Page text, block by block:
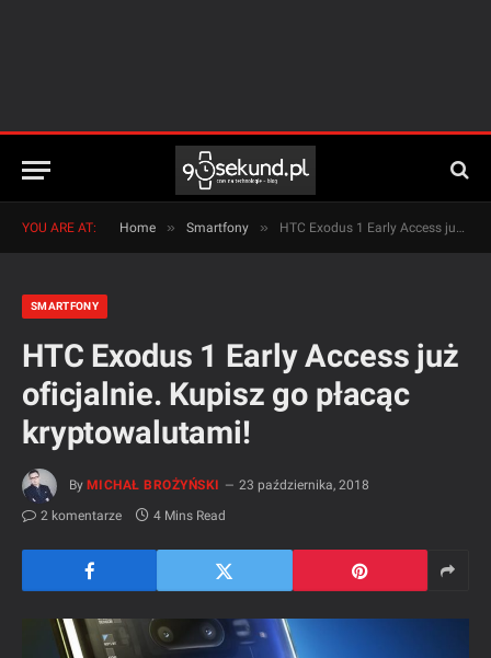
YOU ARE AT: Home » Smartfony » HTC Exodus 1 Early Access już oficjalnie. Kupisz go płacąc kryptowalutami!
SMARTFONY
HTC Exodus 1 Early Access już
oficjalnie. Kupisz go płacąc
kryptowalutami!
By MICHAŁ BROŻYŃSKI
23 października, 2018
2 komentarze
4 Mins Read